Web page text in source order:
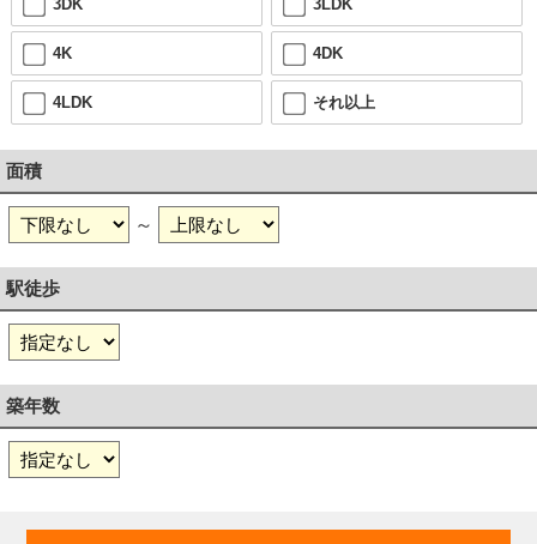
3DK 3LDK
4K 4DK
4LDK それ以上
面積
～
駅徒歩
築年数